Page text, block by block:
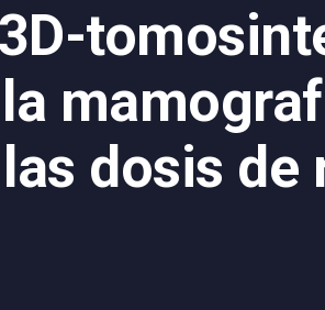
dosis de